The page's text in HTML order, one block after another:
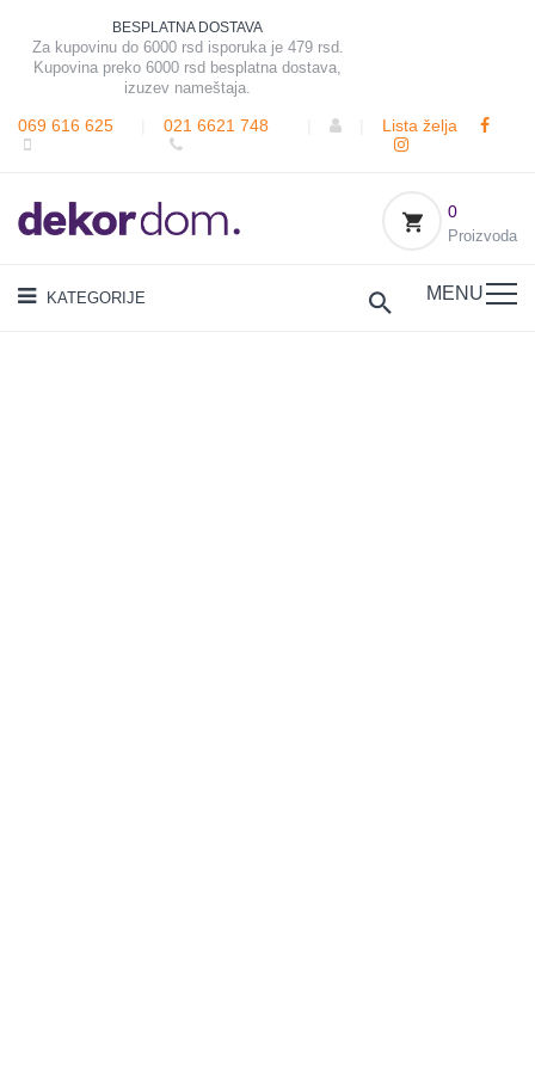
BESPLATNA DOSTAVA
Za kupovinu do 6000 rsd isporuka je 479 rsd.
Kupovina preko 6000 rsd besplatna dostava,
izuzev nameštaja.
069 616 625 021 6621 748 Lista želja
0
Proizvoda
KATEGORIJE MENU